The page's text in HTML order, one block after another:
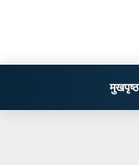
मुखपृष्ठ